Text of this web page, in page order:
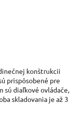
konštrukcii
prispôsobené pre
diaľkové ovládače,
skladovania je až 3